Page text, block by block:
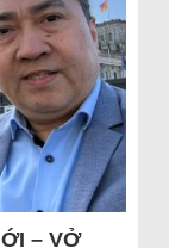
– VỞ